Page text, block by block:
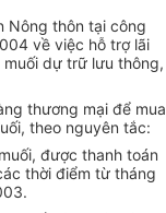
Nông thôn tại công
về việc hỗ trợ lãi
dự trữ lưu thông,
thương mại để mua
theo nguyên tắc:
được thanh toán
thời điểm từ tháng